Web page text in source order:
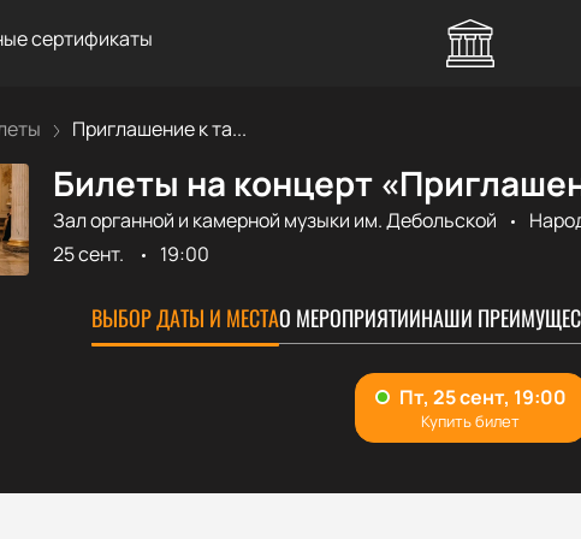
сертификаты
Приглашение к та...
Билеты на концерт
Зал органной и камерной музыки им. Дебольской
25 сент.
19:00
ВЫБОР ДАТЫ И МЕСТАО МЕРОПРИЯТИИНАШИ